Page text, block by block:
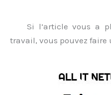
Si l’article vous a
travail, vous pouvez